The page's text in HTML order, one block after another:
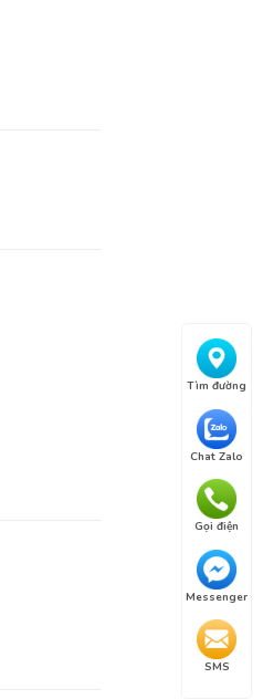
Tìm đường
Chat Zalo
Gọi điện
Messenger
SMS